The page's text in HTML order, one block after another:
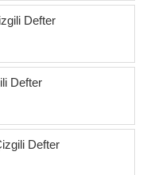
Defter
Defter
Defter